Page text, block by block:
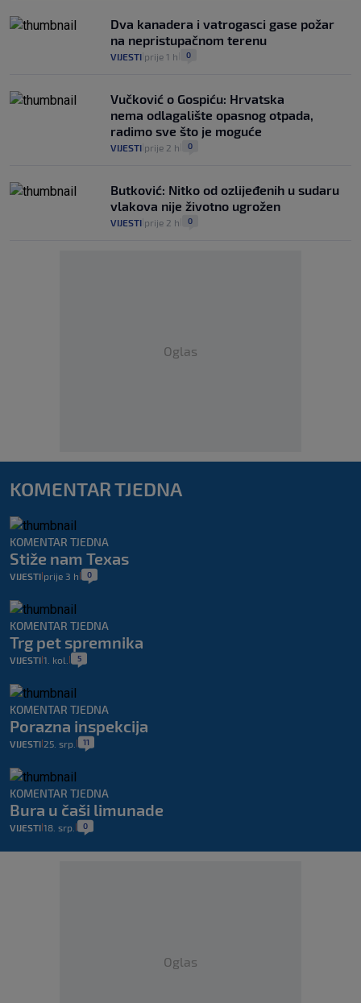
Dva kanadera i vatrogasci gase požar
na nepristupačnom terenu
VIJESTI prije 1 h 0
Vučković o Gospiću: Hrvatska
nema odlagalište opasnog otpada,
radimo sve što je moguće
VIJESTI prije 2 h 0
Butković: Nitko od ozlijeđenih u sudaru
vlakova nije životno ugrožen
VIJESTI prije 2 h 0
Oglas
KOMENTAR TJEDNA
KOMENTAR TJEDNA
Stiže nam Texas
VIJESTI prije 3 h 0
KOMENTAR TJEDNA
Trg pet spremnika
VIJESTI 1. kol. 5
KOMENTAR TJEDNA
Porazna inspekcija
VIJESTI 25. srp. 11
KOMENTAR TJEDNA
Bura u čaši limunade
VIJESTI 18. srp. 0
Oglas